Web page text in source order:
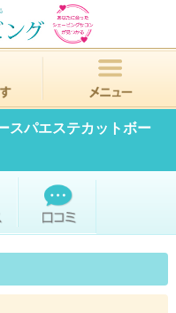
スパエステカットボー